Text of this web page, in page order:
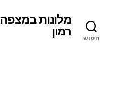
חיפוש
מלונות במצפה
רמון